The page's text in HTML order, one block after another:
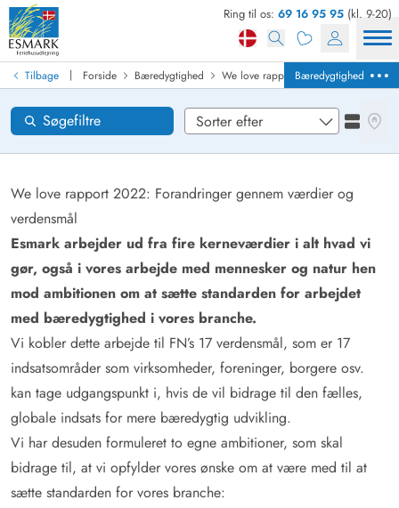
Ring til os: 69 16 95 95 (kl. 9-20)
Tilbage | Forside Bæredygtighed We love rapport 2022 Forandring
Bæredygtighed
We love rapport 2022: Forandringer gennem værdier og
verdensmål
Esmark arbejder ud fra fire kerneværdier i alt hvad vi
gør, også i vores arbejde med mennesker og natur hen
mod ambitionen om at sætte standarden for arbejdet
med bæredygtighed i vores branche.
Vi kobler dette arbejde til FN’s 17 verdensmål, som er 17
indsatsområder som virksomheder, foreninger, borgere osv.
kan tage udgangspunkt i, hvis de vil bidrage til den fælles,
globale indsats for mere bæredygtig udvikling.
Vi har desuden formuleret to egne ambitioner, som skal
bidrage til, at vi opfylder vores ønske om at være med til at
sætte standarden for vores branche:
Søgefiltre
Se
Find sommerhus
Ankomst
Områder
Loading...